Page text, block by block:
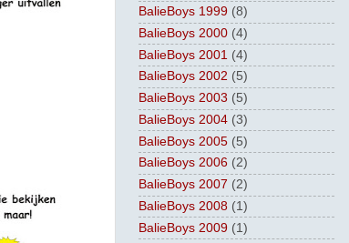
BalieBoys 1999 (8)
BalieBoys 2000 (4)
BalieBoys 2001 (4)
BalieBoys 2002 (5)
BalieBoys 2003 (5)
BalieBoys 2004 (3)
BalieBoys 2005 (5)
BalieBoys 2006 (2)
BalieBoys 2007 (2)
BalieBoys 2008 (1)
BalieBoys 2009 (1)